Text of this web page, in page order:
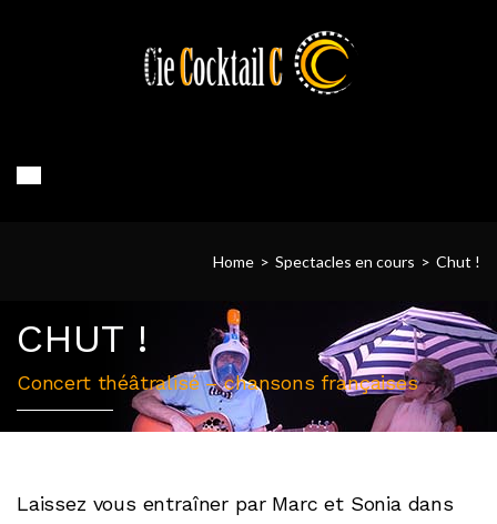
Home > Spectacles en cours > Chut !
CHUT !
Concert théâtralisé – chansons françaises
Laissez vous entraîner par Marc et Sonia dans